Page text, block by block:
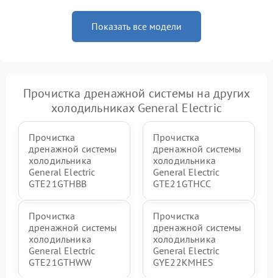
Показать все модели
Прочистка дренажной системы на других
холодильниках General Electric
Прочистка
дренажной системы
холодильника
General Electric
GTE21GTHBB
Прочистка
дренажной системы
холодильника
General Electric
GTE21GTHCC
Прочистка
дренажной системы
холодильника
General Electric
GTE21GTHWW
Прочистка
дренажной системы
холодильника
General Electric
GYE22KMHES